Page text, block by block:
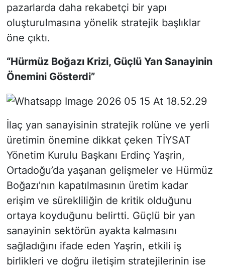
pazarlarda daha rekabetçi bir yapı
oluşturulmasına yönelik stratejik başlıklar
öne çıktı.
“Hürmüz Boğazı Krizi, Güçlü Yan Sanayinin
Önemini Gösterdi”
İlaç yan sanayisinin stratejik rolüne ve yerli
üretimin önemine dikkat çeken TİYSAT
Yönetim Kurulu Başkanı Erdinç Yaşrin,
Ortadoğu’da yaşanan gelişmeler ve Hürmüz
Boğazı’nın kapatılmasının üretim kadar
erişim ve sürekliliğin de kritik olduğunu
ortaya koyduğunu belirtti. Güçlü bir yan
sanayinin sektörün ayakta kalmasını
sağladığını ifade eden Yaşrin, etkili iş
birlikleri ve doğru iletişim stratejilerinin ise